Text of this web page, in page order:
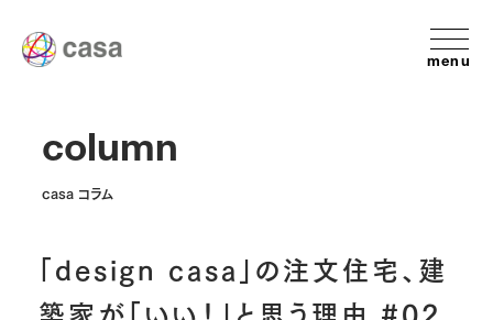
menu
column
casa コラム
「design casa」の注文住宅、建
築家が「いい！」と思う理由 #02